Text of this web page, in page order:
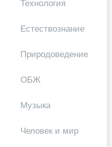
Технология
Естествознание
Природоведение
ОБЖ
Музыка
Человек и мир